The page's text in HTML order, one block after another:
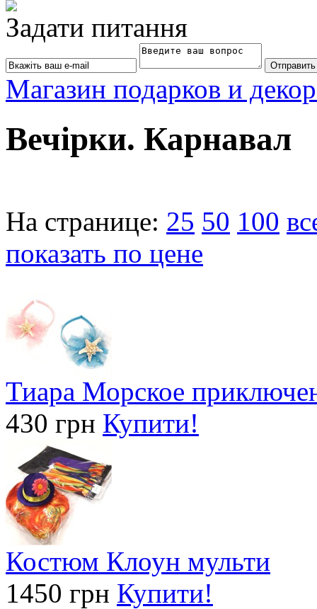
Задати питання
Магазин подарков и
Вечірки. Карнавал
На странице: 25 50 100
показать по цене
Тиара Морское
430 грн Купити!
Костюм Клоун мульти
1450 грн Купити!